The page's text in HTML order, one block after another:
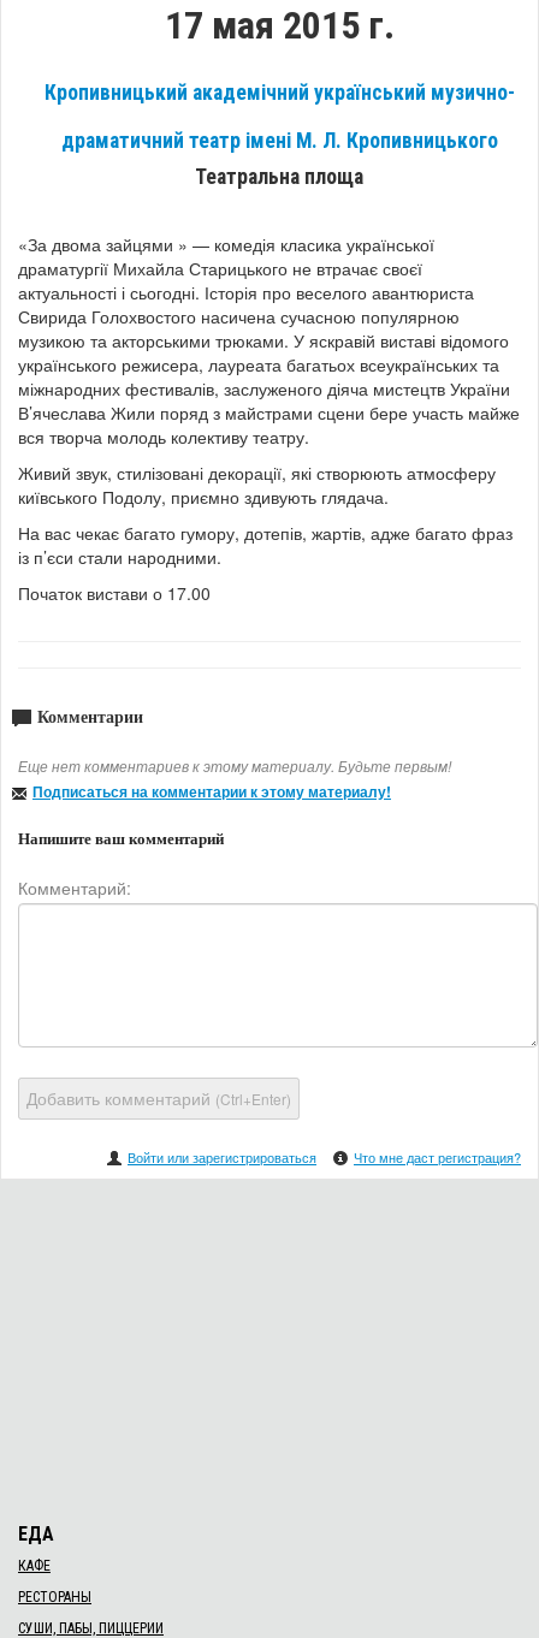
17 мая 2015 г.
Кропивницький академічний український музично-
драматичний театр імені М. Л. Кропивницького
Театральна площа
«За двома зайцями » — комедія класика української
драматургії Михайла Старицького не втрачає своєї
актуальності і сьогодні. Історія про веселого авантюриста
Свирида Голохвостого насичена сучасною популярною
музикою та акторськими трюками. У яскравій виставі відомого
українського режисера, лауреата багатьох всеукраїнських та
міжнародних фестивалів, заслуженого діяча мистецтв України
В’ячеслава Жили поряд з майстрами сцени бере участь майже
вся творча молодь колективу театру.
Живий звук, стилізовані декорації, які створюють атмосферу
київського Подолу, приємно здивують глядача.
На вас чекає багато гумору, дотепів, жартів, адже багато фраз
із п’єси стали народними.
Початок вистави о 17.00
Комментарии
Еще нет комментариев к этому материалу. Будьте первым!
Подписаться на комментарии к этому материалу!
Напишите ваш комментарий
Комментарий:
Добавить комментарий (Ctrl+Enter)
Войти или зарегистрироваться Что мне даст регистрация?
ЕДА
КАФЕ
РЕСТОРАНЫ
СУШИ, ПАБЫ, ПИЦЦЕРИИ